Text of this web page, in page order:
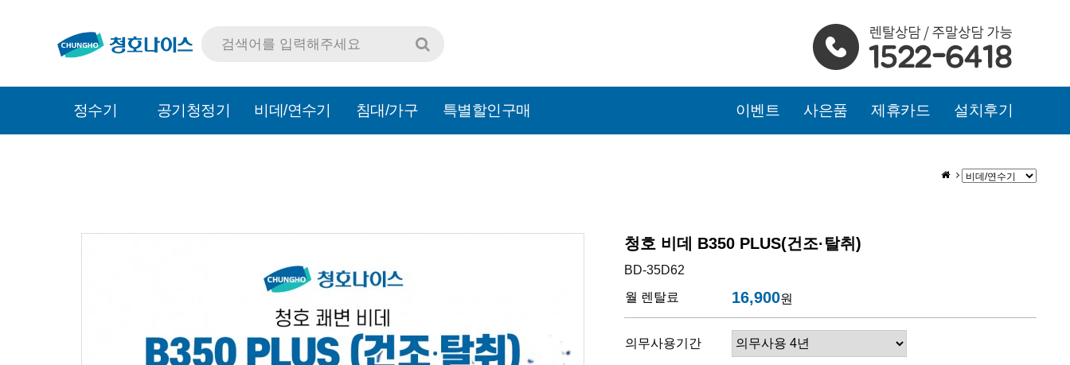
정수기 공기청정기 비데/연수기 침대/가구 특별할인구매 이벤트 사은품 제휴카드 설치후기
청호 비데 B350 PLUS(건조·탈취)
BD-35D62
월 렌탈료
16,900원
의무사용기간